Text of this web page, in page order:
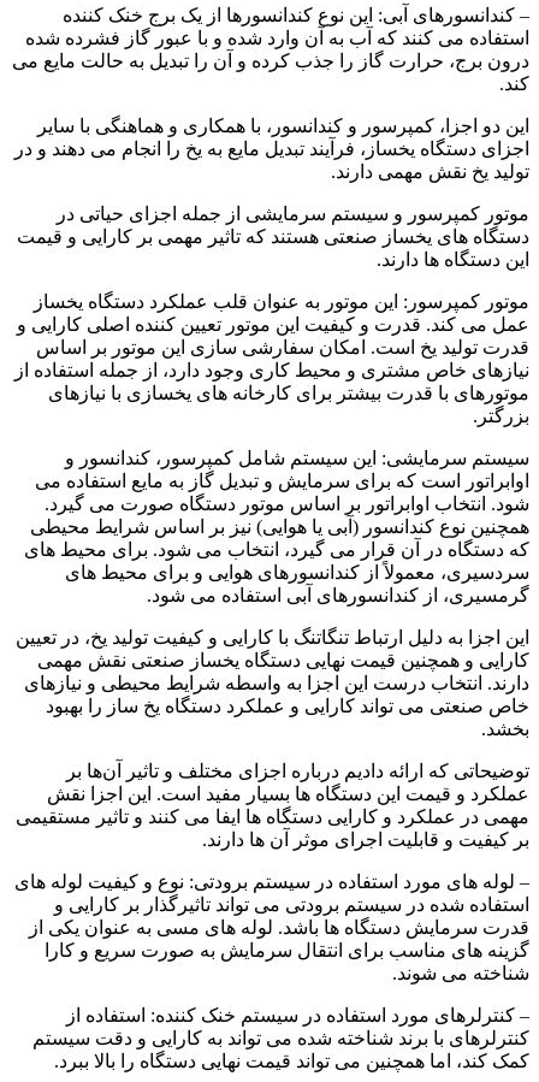
– کندانسورهای آبی: این نوع کندانسورها از یک برج خنک کننده
استفاده می‌ کنند که آب به آن وارد شده و با عبور گاز فشرده شده
درون برج، حرارت گاز را جذب کرده و آن را تبدیل به حالت مایع می‌
کند.
این دو اجزا، کمپرسور و کندانسور، با همکاری و هماهنگی با سایر
اجزای دستگاه یخساز، فرآیند تبدیل مایع به یخ را انجام می‌ دهند و در
تولید یخ نقش مهمی دارند.
موتور کمپرسور و سیستم سرمایشی از جمله اجزای حیاتی در
دستگاه های یخساز صنعتی هستند که تاثیر مهمی بر کارایی و قیمت
این دستگاه ها دارند.
موتور کمپرسور: این موتور به عنوان قلب عملکرد دستگاه یخساز
عمل می‌ کند. قدرت و کیفیت این موتور تعیین ‌کننده اصلی کارایی و
قدرت تولید یخ است. امکان سفارشی سازی این موتور بر اساس
نیازهای خاص مشتری و محیط کاری وجود دارد، از جمله استفاده از
موتورهای با قدرت بیشتر برای کارخانه های یخسازی با نیازهای
بزرگتر.
سیستم سرمایشی: این سیستم شامل کمپرسور، کندانسور و
اوابراتور است که برای سرمایش و تبدیل گاز به مایع استفاده می‌
شود. انتخاب اوابراتور بر اساس موتور دستگاه صورت می‌ گیرد.
همچنین نوع کندانسور (آبی یا هوایی) نیز بر اساس شرایط محیطی
که دستگاه در آن قرار می‌ گیرد، انتخاب می‌ شود. برای محیط های
سردسیری، معمولاً از کندانسورهای هوایی و برای محیط های
گرمسیری، از کندانسورهای آبی استفاده می‌ شود.
این اجزا به دلیل ارتباط تنگاتنگ با کارایی و کیفیت تولید یخ، در تعیین
کارایی و همچنین قیمت نهایی دستگاه یخساز صنعتی نقش مهمی
دارند. انتخاب درست این اجزا به واسطه شرایط محیطی و نیازهای
خاص صنعتی می‌ تواند کارایی و عملکرد دستگاه یخ ساز را بهبود
بخشد.
توضیحاتی که ارائه دادیم درباره اجزای مختلف و تاثیر آن‌ها بر
عملکرد و قیمت این دستگاه ها بسیار مفید است. این اجزا نقش
مهمی در عملکرد و کارایی دستگاه ها ایفا می‌ کنند و تاثیر مستقیمی
بر کیفیت و قابلیت اجرای موثر آن ها دارند.
– لوله های مورد استفاده در سیستم برودتی: نوع و کیفیت لوله های
استفاده شده در سیستم برودتی می‌ تواند تاثیرگذار بر کارایی و
قدرت سرمایش دستگاه ها باشد. لوله های مسی به عنوان یکی از
گزینه های مناسب برای انتقال سرمایش به صورت سریع و کارا
شناخته می‌ شوند.
– کنترلرهای مورد استفاده در سیستم خنک کننده: استفاده از
کنترلرهای با برند شناخته شده می‌ تواند به کارایی و دقت سیستم
کمک کند، اما همچنین می‌ تواند قیمت نهایی دستگاه را بالا ببرد.